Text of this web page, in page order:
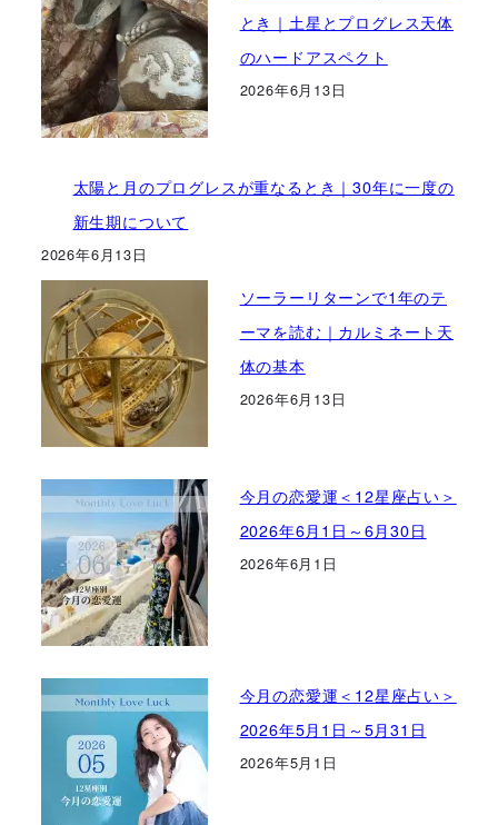
とき｜土星とプログレス天体
のハードアスペクト
2026年6月13日
太陽と月のプログレスが重なるとき｜30年に一度の
新生期について
2026年6月13日
ソーラーリターンで1年のテ
ーマを読む｜カルミネート天
体の基本
2026年6月13日
今月の恋愛運＜12星座占い＞
2026年6月1日～6月30日
2026年6月1日
今月の恋愛運＜12星座占い＞
2026年5月1日～5月31日
2026年5月1日